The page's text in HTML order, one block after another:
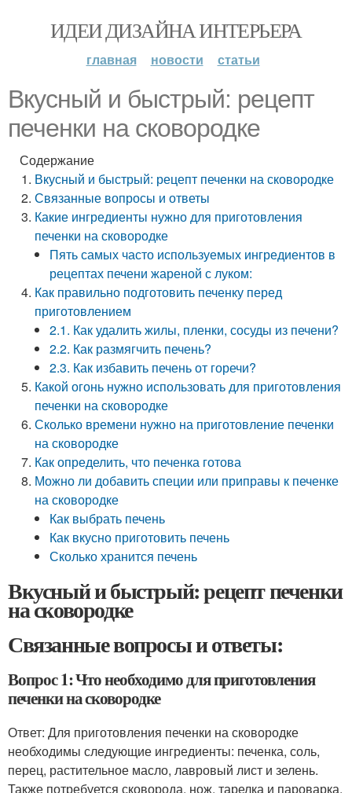
ИДЕИ ДИЗАЙНА ИНТЕРЬЕРА
главная новости статьи
Вкусный и быстрый: рецепт
печенки на сковородке
Содержание
Вкусный и быстрый: рецепт печенки на сковородке
Связанные вопросы и ответы
Какие ингредиенты нужно для приготовления
печенки на сковородке
Пять самых часто используемых ингредиентов в
рецептах печени жареной с луком:
Как правильно подготовить печенку перед
приготовлением
2.1. Как удалить жилы, пленки, сосуды из печени?
2.2. Как размягчить печень?
2.3. Как избавить печень от горечи?
Какой огонь нужно использовать для приготовления
печенки на сковородке
Сколько времени нужно на приготовление печенки
на сковородке
Как определить, что печенка готова
Можно ли добавить специи или приправы к печенке
на сковородке
Как выбрать печень
Как вкусно приготовить печень
Сколько хранится печень
Вкусный и быстрый: рецепт печенки
на сковородке
Связанные вопросы и ответы:
Вопрос 1: Что необходимо для приготовления
печенки на сковородке
Ответ: Для приготовления печенки на сковородке
необходимы следующие ингредиенты: печенка, соль,
перец, растительное масло, лавровый лист и зелень.
Также потребуется сковорода, нож, тарелка и пароварка.